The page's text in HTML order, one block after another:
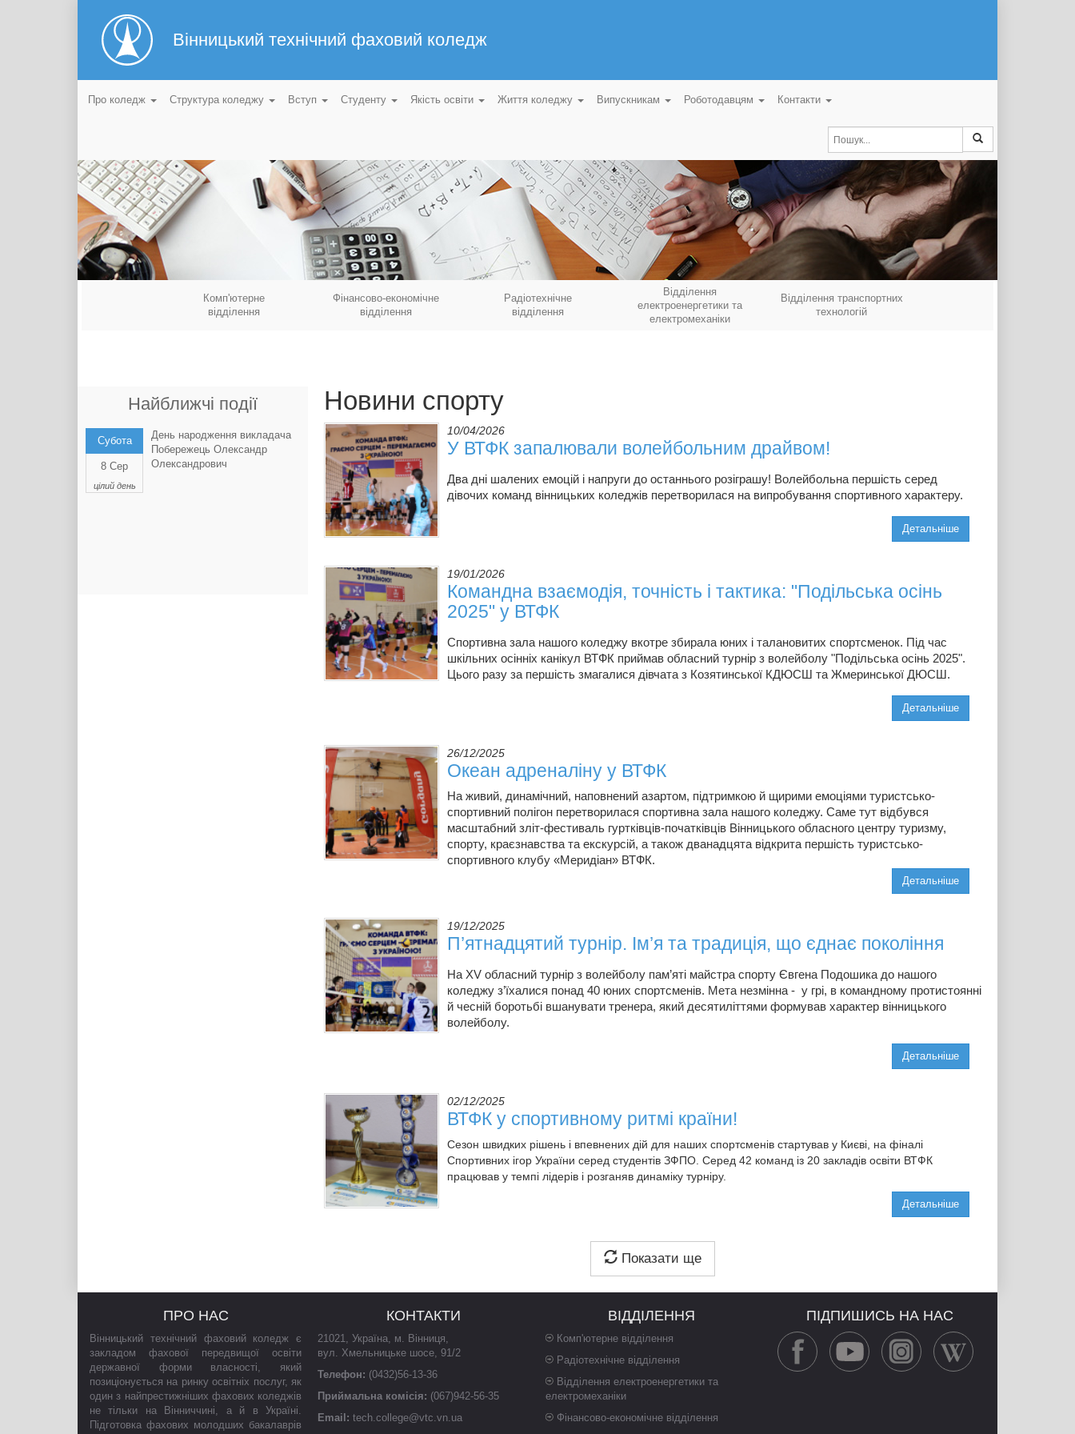
Вінницький технічний фаховий коледж
Про коледж Структура коледжу Вступ Студенту Якість освіти Життя коледжу Випускникам Роботодавцям Контакти
Комп'ютерне
відділення
Фінансово-економічне
відділення
Радіотехнічне
відділення
Відділення
електроенергетики та
електромеханіки
Відділення транспортних
технологій
Новини спорту
10/04/2026
У ВТФК запалювали волейбольним драйвом!
Два дні шалених емоцій і напруги до останнього розіграшу! Волейбольна першість серед
дівочих команд вінницьких коледжів перетворилася на випробування спортивного характеру.
Детальніше
19/01/2026
Командна взаємодія, точність і тактика: "Подільська осінь
2025" у ВТФК
Спортивна зала нашого коледжу вкотре збирала юних і талановитих спортсменок. Під час
шкільних осінніх канікул ВТФК приймав обласний турнір з волейболу "Подільська осінь 2025".
Цього разу за першість змагалися дівчата з Козятинської КДЮСШ та Жмеринської ДЮСШ.
Детальніше
26/12/2025
Океан адреналіну у ВТФК
На живий, динамічний, наповнений азартом, підтримкою й щирими емоціями туристсько-
спортивний полігон перетворилася спортивна зала нашого коледжу. Саме тут відбувся
масштабний зліт-фестиваль гуртківців-початківців Вінницького обласного центру туризму,
спорту, краєзнавства та екскурсій, а також дванадцята відкрита першість туристсько-
спортивного клубу «Меридіан» ВТФК.
Детальніше
19/12/2025
П’ятнадцятий турнір. Ім’я та традиція, що єднає покоління
На ХV обласний турнір з волейболу пам’яті майстра спорту Євгена Подошика до нашого
коледжу з’їхалися понад 40 юних спортсменів. Мета незмінна - у грі, в командному протистоянні
й чесній боротьбі вшанувати тренера, який десятиліттями формував характер вінницького
волейболу.
Детальніше
02/12/2025
ВТФК у спортивному ритмі країни!
Сезон швидких рішень і впевнених дій для наших спортсменів стартував у Києві, на фіналі
Спортивних ігор України серед студентів ЗФПО. Серед 42 команд із 20 закладів освіти ВТФК
працював у темпі лідерів і розганяв динаміку турніру.
Детальніше
Показати ще
Найближчі події
Субота
8 Сер
цілий день
День народження викладача
Побережець Олександр
Олександрович
ПРО НАС
Вінницький технічний фаховий коледж є
закладом фахової передвищої освіти
державної форми власності, який
позиціонується на ринку освітніх послуг, як
один з найпрестижніших фахових коледжів
не тільки на Вінниччині, а й в Україні.
Підготовка фахових молодших бакалаврів
КОНТАКТИ
21021, Україна, м. Вінниця,
вул. Хмельницьке шосе, 91/2
Телефон: (0432)56-13-36
Приймальна комісія: (067)942-56-35
Email: tech.college@vtc.vn.ua
ВІДДІЛЕННЯ
Комп'ютерне відділення
Радіотехнічне відділення
Відділення електроенергетики та
електромеханіки
Фінансово-економічне відділення
ПІДПИШИСЬ НА НАС